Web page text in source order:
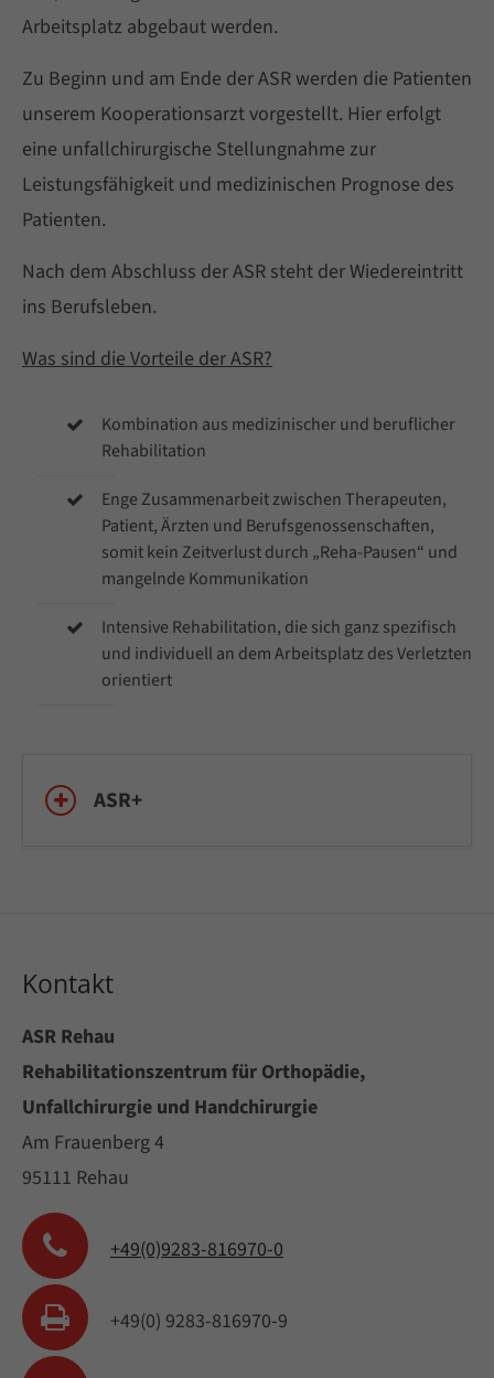
Arbeitsplatz abgebaut werden.
Zu Beginn und am Ende der ASR werden die Patienten
unserem Kooperationsarzt vorgestellt. Hier erfolgt
eine unfallchirurgische Stellungnahme zur
Leistungsfähigkeit und medizinischen Prognose des
Patienten.
Nach dem Abschluss der ASR steht der Wiedereintritt
ins Berufsleben.
Was sind die Vorteile der ASR?
Kombination aus medizinischer und beruflicher
Rehabilitation
Enge Zusammenarbeit zwischen Therapeuten,
Patient, Ärzten und Berufsgenossenschaften,
somit kein Zeitverlust durch „Reha-Pausen“ und
mangelnde Kommunikation
Intensive Rehabilitation, die sich ganz spezifisch
und individuell an dem Arbeitsplatz des Verletzten
orientiert
ASR+
Kontakt
ASR Rehau
Rehabilitationszentrum für Orthopädie,
Unfallchirurgie und Handchirurgie
Am Frauenberg 4
95111 Rehau
+49(0)9283-816970-0
+49(0) 9283-816970-9